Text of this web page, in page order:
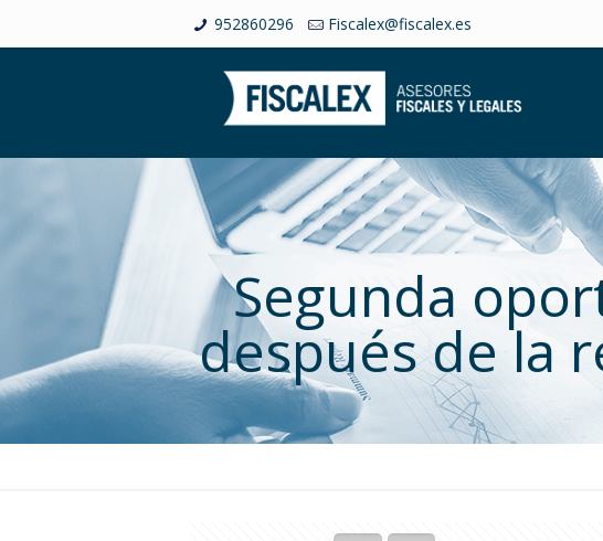
952860296 Fiscalex@fiscalex.es
Segunda
después de la